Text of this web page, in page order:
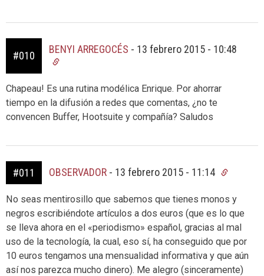
#010
BENYI ARREGOCÉS - 13 febrero 2015 - 10:48
Chapeau! Es una rutina modélica Enrique. Por ahorrar
tiempo en la difusión a redes que comentas, ¿no te
convencen Buffer, Hootsuite y compañía? Saludos
#011 OBSERVADOR - 13 febrero 2015 - 11:14
No seas mentirosillo que sabemos que tienes monos y
negros escribiéndote artículos a dos euros (que es lo que
se lleva ahora en el «periodismo» español, gracias al mal
uso de la tecnología, la cual, eso sí, ha conseguido que por
10 euros tengamos una mensualidad informativa y que aún
así nos parezca mucho dinero). Me alegro (sinceramente)